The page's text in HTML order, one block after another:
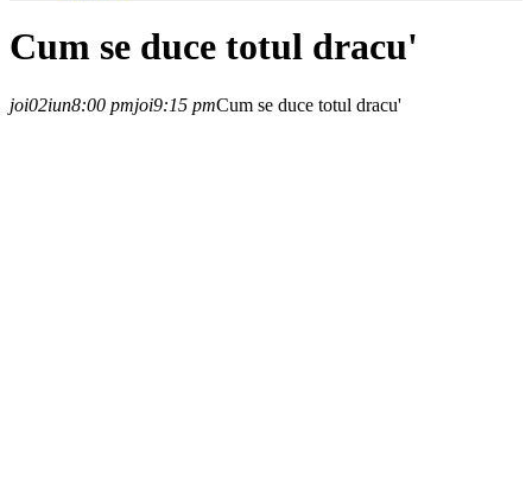
Cum se duce totul dracu'
joi02iun8:00 pmjoi9:15 pmCum se duce totul dracu'